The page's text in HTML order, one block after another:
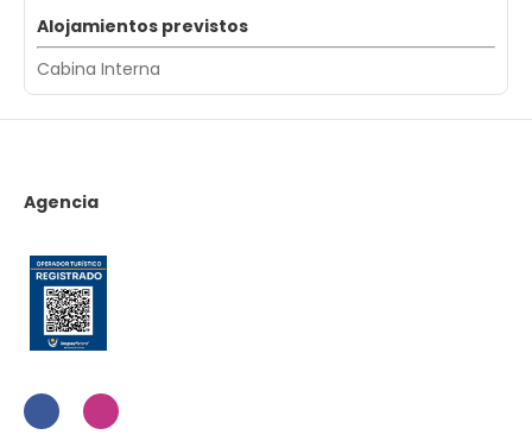
Alojamientos previstos
Cabina Interna
Agencia